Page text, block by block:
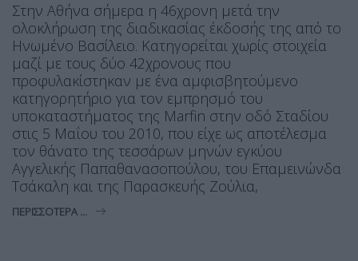
Στην Αθήνα σήμερα η 46χρονη μετά την
ολοκλήρωση της διαδικασίας έκδοσής της από το
Ηνωμένο Βασίλειο. Κατηγορείται χωρίς στοιχεία
μαζί με τους δύο 42χρονους που
προφυλακίστηκαν με ένα αμφισβητούμενο
κατηγορητήριο για τον εμπρησμό του
υποκαταστήματος της Marfin στην οδό Σταδίου
στις 5 Μαΐου του 2010, που είχε ως αποτέλεσμα
τον θάνατο της τεσσάρων μηνών εγκύου
Αγγελικής Παπαθανασοπούλου, του Επαμεινώνδα
Τσάκαλη και της Παρασκευής Ζούλια,
ΠΕΡΙΣΣΌΤΕΡΑ ...